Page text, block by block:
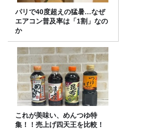
パリで40度超えの猛暑…なぜ
エアコン普及率は「1割」なの
か
これが美味い、めんつゆ特
集！！売上げ四天王を比較！